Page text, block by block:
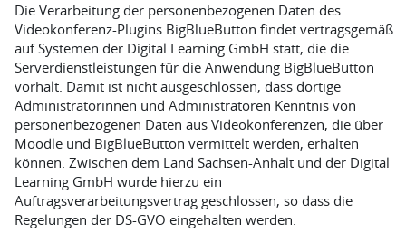
Die Verarbeitung der personenbezogenen Daten des
Videokonferenz-Plugins BigBlueButton findet vertragsgemäß
auf Systemen der Digital Learning GmbH statt, die die
Serverdienstleistungen für die Anwendung BigBlueButton
vorhält. Damit ist nicht ausgeschlossen, dass dortige
Administratorinnen und Administratoren Kenntnis von
personenbezogenen Daten aus Videokonferenzen, die über
Moodle und BigBlueButton vermittelt werden, erhalten
können. Zwischen dem Land Sachsen-Anhalt und der Digital
Learning GmbH wurde hierzu ein
Auftragsverarbeitungsvertrag geschlossen, so dass die
Regelungen der DS-GVO eingehalten werden.